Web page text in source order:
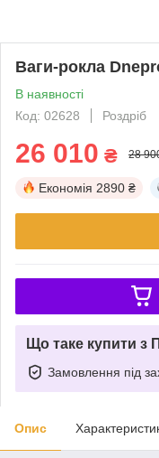
Ваги-рокла
В наявності
Код: 02628
Роздріб
26 010 ₴ 28
Економія 2890 ₴
Що таке купити з
Замовлення під
Опис